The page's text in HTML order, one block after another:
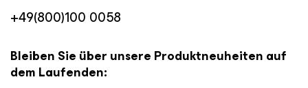
+49(800)100 0058
Bleiben Sie über unsere Produktneuheiten auf
dem Laufenden: